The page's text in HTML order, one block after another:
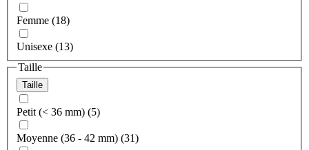
Femme (18)
Unisexe (13)
Taille
Taille
Petit (< 36 mm) (5)
Moyenne (36 - 42 mm) (31)